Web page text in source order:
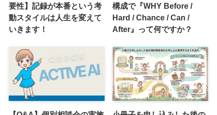
要性】記録が本番という考
動スタイルは人生を変えて
いきます！
構成で『WHY Before /
Hard / Chance / Can /
After』って何ですか？